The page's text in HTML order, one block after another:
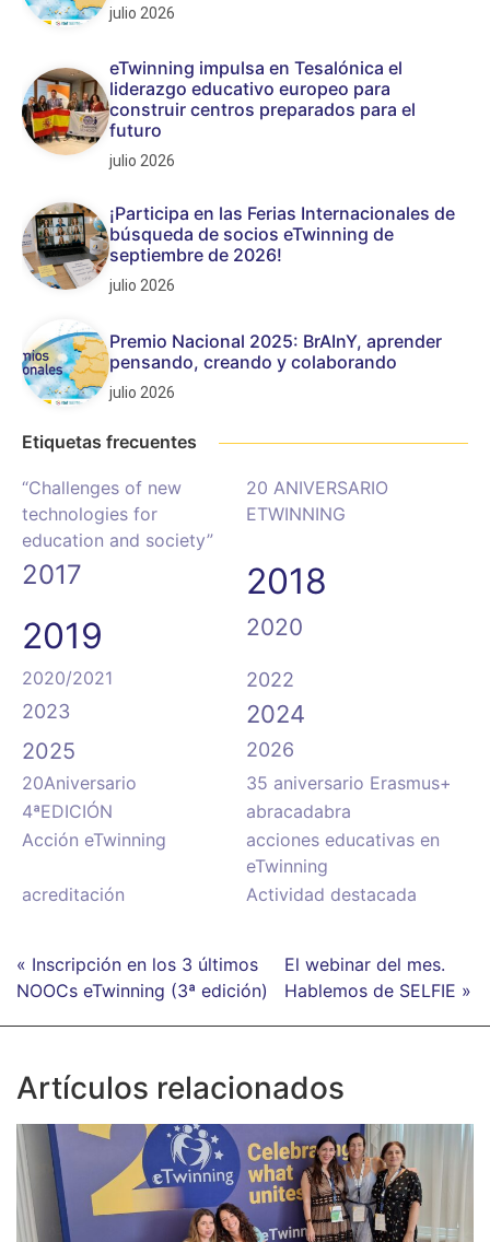
julio 2026
eTwinning impulsa en Tesalónica el
liderazgo educativo europeo para
construir centros preparados para el
futuro
julio 2026
¡Participa en las Ferias Internacionales de
búsqueda de socios eTwinning de
septiembre de 2026!
julio 2026
Premio Nacional 2025: BrAInY, aprender
pensando, creando y colaborando
julio 2026
Etiquetas frecuentes
“Challenges of new
technologies for
education and society”
20 ANIVERSARIO
ETWINNING
2017
2018
2019
2020
2020/2021
2022
2023
2024
2025 2026
20Aniversario
35 aniversario Erasmus+
4ªEDICIÓN
abracadabra
Acción eTwinning
acciones educativas en
eTwinning
acreditación
Actividad destacada
« Inscripción en los 3 últimos
NOOCs eTwinning (3ª edición)
El webinar del mes.
Hablemos de SELFIE »
Artículos relacionados